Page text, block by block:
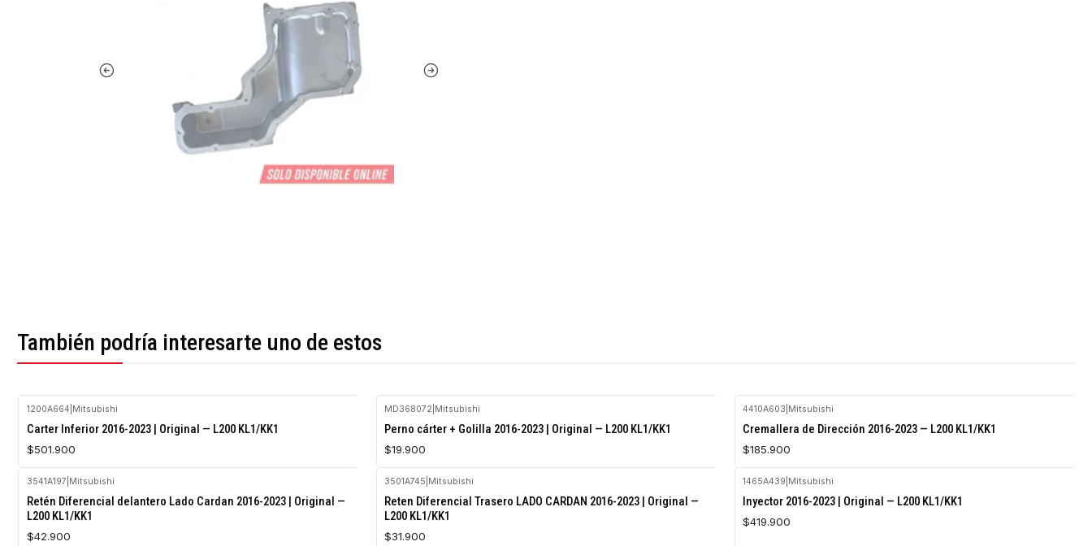
También podría interesarte uno de estos
1200A664 Mitsubishi
Carter Inferior 2016-2023 | Original — L200 KL1/KK1
$501.900
MD368072 Mitsubishi
Perno cárter + Golilla 2016-2023 | Original — L200 KL1/KK1
$19.900
4410A603 Mitsubishi
Cremallera de Dirección 2016-2023 — L200 KL1/KK1
$185.900
3541A197 Mitsubishi
Retén Diferencial delantero Lado Cardan 2016-2023 | Original —
L200 KL1/KK1
$42.900
3501A745 Mitsubishi
Reten Diferencial Trasero LADO CARDAN 2016-2023 | Original —
L200 KL1/KK1
$31.900
1465A439 Mitsubishi
Inyector 2016-2023 | Original — L200 KL1/KK1
$419.900